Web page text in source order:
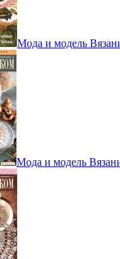
Мода и модель
Мода и модель